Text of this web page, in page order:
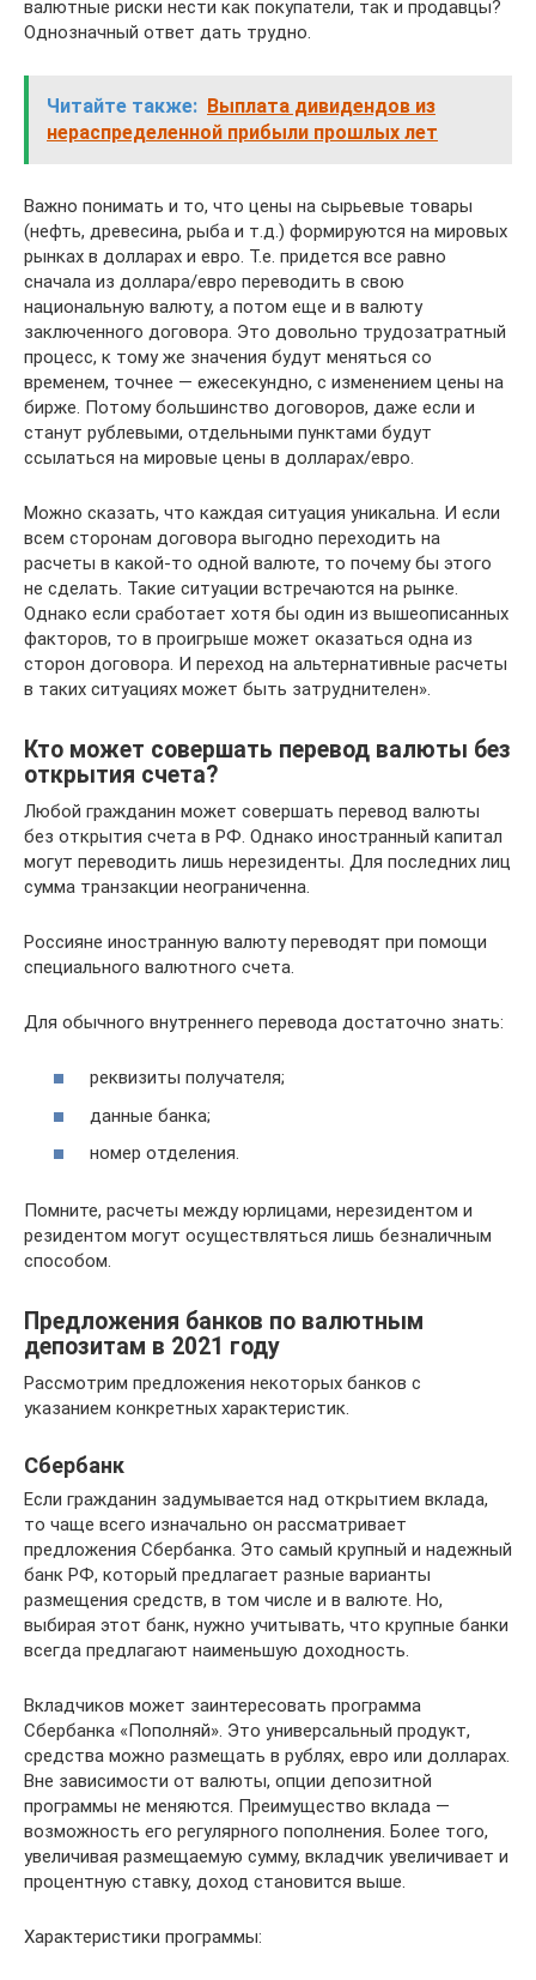
валютные риски нести как покупатели, так и продавцы?
Однозначный ответ дать трудно.
Читайте также: Выплата дивидендов из
нераспределенной прибыли прошлых лет
Важно понимать и то, что цены на сырьевые товары
(нефть, древесина, рыба и т.д.) формируются на мировых
рынках в долларах и евро. Т.е. придется все равно
сначала из доллара/евро переводить в свою
национальную валюту, а потом еще и в валюту
заключенного договора. Это довольно трудозатратный
процесс, к тому же значения будут меняться со
временем, точнее — ежесекундно, с изменением цены на
бирже. Потому большинство договоров, даже если и
станут рублевыми, отдельными пунктами будут
ссылаться на мировые цены в долларах/евро.
Можно сказать, что каждая ситуация уникальна. И если
всем сторонам договора выгодно переходить на
расчеты в какой-то одной валюте, то почему бы этого
не сделать. Такие ситуации встречаются на рынке.
Однако если сработает хотя бы один из вышеописанных
факторов, то в проигрыше может оказаться одна из
сторон договора. И переход на альтернативные расчеты
в таких ситуациях может быть затруднителен».
Кто может совершать перевод валюты без
открытия счета?
Любой гражданин может совершать перевод валюты
без открытия счета в РФ. Однако иностранный капитал
могут переводить лишь нерезиденты. Для последних лиц
сумма транзакции неограниченна.
Россияне иностранную валюту переводят при помощи
специального валютного счета.
Для обычного внутреннего перевода достаточно знать:
реквизиты получателя;
данные банка;
номер отделения.
Помните, расчеты между юрлицами, нерезидентом и
резидентом могут осуществляться лишь безналичным
способом.
Предложения банков по валютным
депозитам в 2021 году
Рассмотрим предложения некоторых банков с
указанием конкретных характеристик.
Сбербанк
Если гражданин задумывается над открытием вклада,
то чаще всего изначально он рассматривает
предложения Сбербанка. Это самый крупный и надежный
банк РФ, который предлагает разные варианты
размещения средств, в том числе и в валюте. Но,
выбирая этот банк, нужно учитывать, что крупные банки
всегда предлагают наименьшую доходность.
Вкладчиков может заинтересовать программа
Сбербанка «Пополняй». Это универсальный продукт,
средства можно размещать в рублях, евро или долларах.
Вне зависимости от валюты, опции депозитной
программы не меняются. Преимущество вклада —
возможность его регулярного пополнения. Более того,
увеличивая размещаемую сумму, вкладчик увеличивает и
процентную ставку, доход становится выше.
Характеристики программы: